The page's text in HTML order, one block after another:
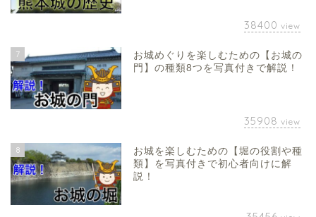
38400 view
7
お城めぐりを楽しむための【お城の
門】の種類8つを写真付きで解説！
35908 view
8
お城を楽しむための【堀の役割や種
類】を写真付きで初心者向けに解
説！